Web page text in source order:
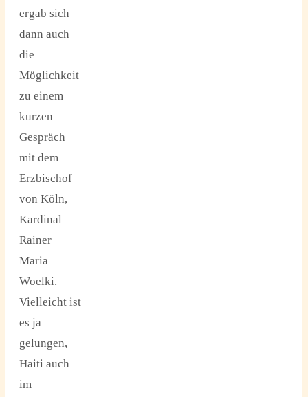
ergab sich
dann auch
die
Möglichkeit
zu einem
kurzen
Gespräch
mit dem
Erzbischof
von Köln,
Kardinal
Rainer
Maria
Woelki.
Vielleicht ist
es ja
gelungen,
Haiti auch
im